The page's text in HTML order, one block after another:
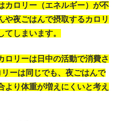
カロリー（エネルギー）が不
や夜ごはんで摂取するカロリ
しまいます。
ロリーは日中の活動で消費さ
ーは同じでも、夜ごはんで
より体重が増えにくいと考え